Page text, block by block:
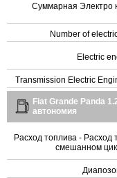
Суммарная Электро
Number of
Electric
Transmission Electric
Fiat Grande Panda
автономия
Расход топлива - Расход
смешанном